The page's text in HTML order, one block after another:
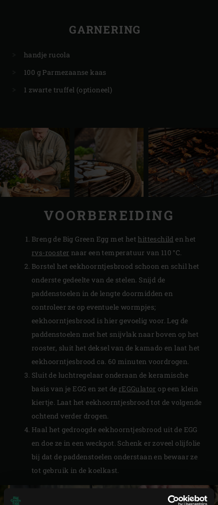
GARNERING
handje rucola
100 g Parmezaanse kaas
1 zwarte truffel (optioneel)
VOORBEREIDING
Breng de Big Green Egg met hethitteschild en het
rvs-rooster naar een temperatuur van 110 °C.
Borstel het eekhoorntjesbrood schoon en schil het
onderste gedeelte van de stelen. Snijd de
paddenstoelen in de lengte doormidden en
controleer ze op eventuele wormpjes;
eekhoorntjesbrood is hier gevoelig voor. Leg de
paddenstoelen met het snijvlak naar boven op het
rooster, sluit het deksel van de kamado en laat het
eekhoorntjesbrood ca. 60 minuten voordrogen.
Sluit de luchtregelaar onderaan de keramische
basis van je EGG en zet de rEGGulator op een klein
kiertje. Laat het eekhoorntjesbrood tot de volgende
ochtend verder drogen.
Haal het gedroogde eekhoorntjesbrood uit de EGG
en doe ze in een weckpot. Schenk er zoveel olijfolie
bij dat de paddenstoelen onderstaan en bewaar ze
tot gebruik in de koelkast.